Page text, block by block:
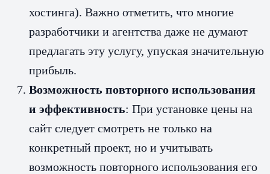
хостинга). Важно отметить, что многие
разработчики и агентства даже не думают
предлагать эту услугу, упуская значительную
прибыль.
Возможность повторного использования
и эффективность: При установке цены на
сайт следует смотреть не только на
конкретный проект, но и учитывать
возможность повторного использования его